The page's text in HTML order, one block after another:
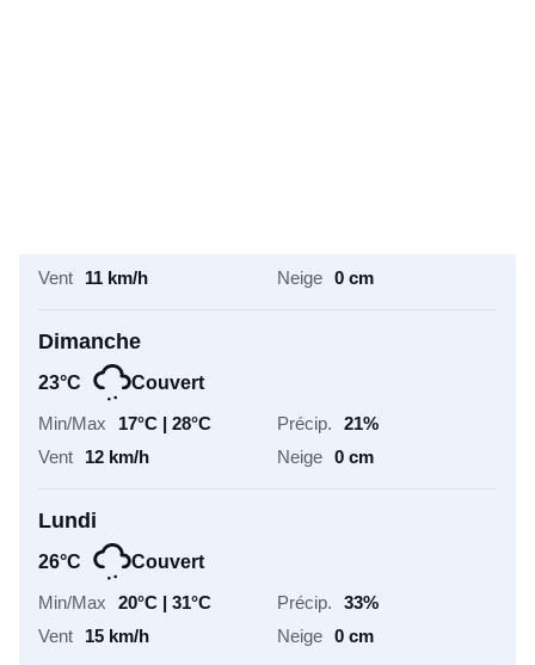
11 km/h
0 cm
Dimanche
23°C
Couvert
17°C | 28°C
21%
12 km/h
0 cm
Lundi
26°C
Couvert
20°C | 31°C
33%
15 km/h
0 cm